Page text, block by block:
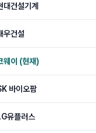
대건설기계
우건설
웨이 (현재)
바이오팜
유플러스